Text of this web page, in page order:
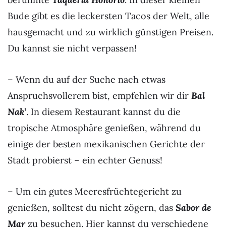
Bude gibt es die leckersten Tacos der Welt, alle
hausgemacht und zu wirklich günstigen Preisen.
Du kannst sie nicht verpassen!
– Wenn du auf der Suche nach etwas
Anspruchsvollerem bist, empfehlen wir dir Bal
Nak’. In diesem Restaurant kannst du die
tropische Atmosphäre genießen, während du
einige der besten mexikanischen Gerichte der
Stadt probierst – ein echter Genuss!
– Um ein gutes Meeresfrüchtegericht zu
genießen, solltest du nicht zögern, das Sabor de
Marzu besuchen. Hier kannst du verschiedene